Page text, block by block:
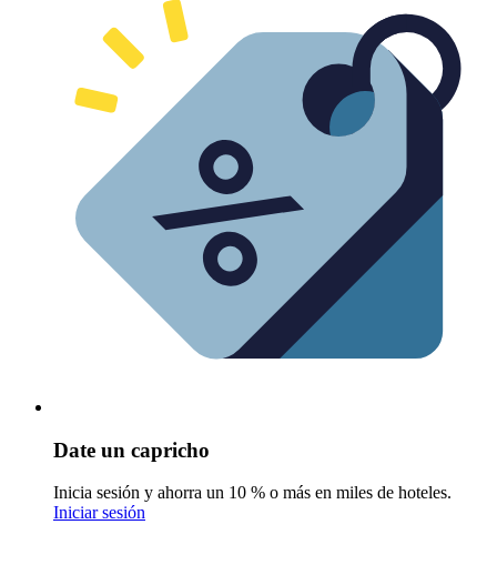
Date un capricho
Inicia sesión y ahorra un 10 % o más en miles de hoteles.
Iniciar sesión